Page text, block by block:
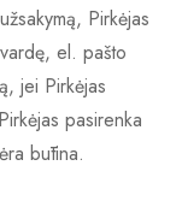
Pirkėjas
el. pašto
jei Pirkėjas
pasirenka
būtina.